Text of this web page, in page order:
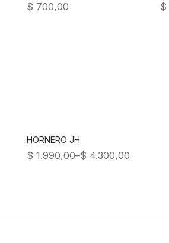
$ 700,00 $
HORNERO JH
$ 1.990,00–$ 4.300,00